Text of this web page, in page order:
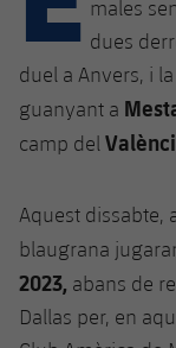
plusicon
més
Instal·lacions
Spotify Camp
Palau
Estadi
SUB13
SUB12
SUB11 B
SUB10 A
SUB10 B
SUB13 B
SUB12 C
Entrades
Gameday
Base
Barça
Junior
Cadet B
Campus
PLUSICON
Primer
plusicon
més
Calendari
Entrades
Barça Atlètic
plusicon
més
Actualitat
Calendari
Base
plusicon
més
Actualitat
males
dues
duel a Anvers, i
guanyant a
camp del
Aquest dissabte,
blaugrana
2023, abans de
Dallas per, en